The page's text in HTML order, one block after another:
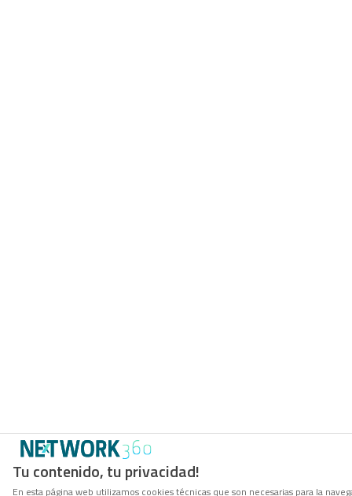
Tu contenido, tu privacidad!
En esta página web utilizamos cookies técnicas que son necesarias para la